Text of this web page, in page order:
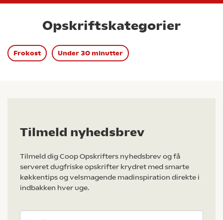
Opskriftskategorier
Frokost Under 30 minutter
Tilmeld nyhedsbrev
Tilmeld dig Coop Opskrifters nyhedsbrev og få
serveret dugfriske opskrifter krydret med smarte
køkkentips og velsmagende madinspiration direkte i
indbakken hver uge.